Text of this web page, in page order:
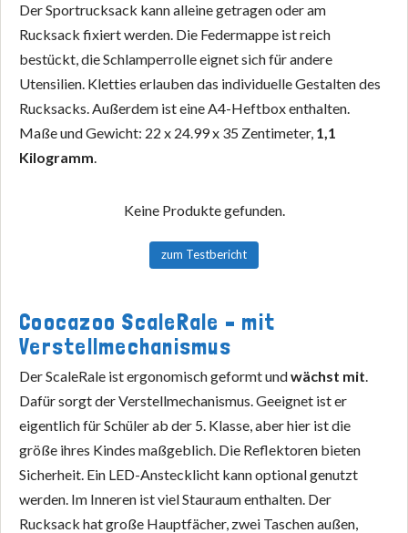
Der Sportrucksack kann alleine getragen oder am
Rucksack fixiert werden. Die Federmappe ist reich
bestückt, die Schlamperrolle eignet sich für andere
Utensilien. Kletties erlauben das individuelle Gestalten des
Rucksacks. Außerdem ist eine A4-Heftbox enthalten.
Maße und Gewicht: 22 x 24.99 x 35 Zentimeter, 1,1
Kilogramm.
Keine Produkte gefunden.
zum Testbericht
Coocazoo ScaleRale – mit
Verstellmechanismus
Der ScaleRale ist ergonomisch geformt undwächst mit
Dafür sorgt der Verstellmechanismus. Geeignet ist er
eigentlich für Schüler ab der 5. Klasse, aber hier ist die
größe ihres Kindes maßgeblich. Die Reflektoren bieten
Sicherheit. Ein LED-Anstecklicht kann optional genutzt
werden. Im Inneren ist viel Stauraum enthalten. Der
Rucksack hat große Hauptfächer, zwei Taschen außen,